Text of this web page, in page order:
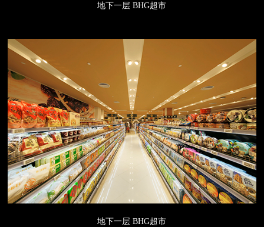
地下一层 BHG超市
地下一层 BHG超市